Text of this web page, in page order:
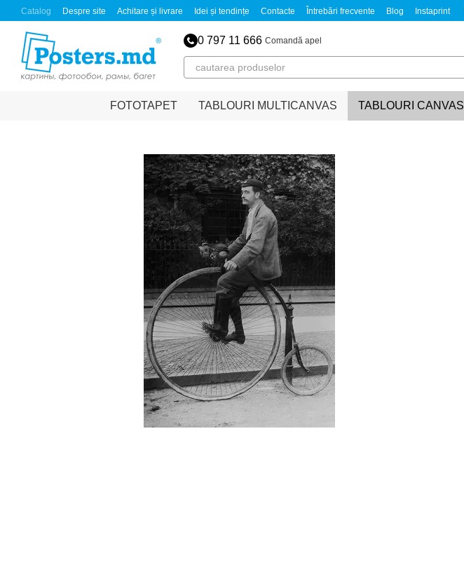
Mergi la conținutul principal
Catalog Despre site Achitare și livrare Idei și tendințe Contacte Întrebări frecvente Blog Instaprint
0 797 11 666 Comandă apel
FOTOTAPET TABLOURI MULTICANVAS TABLOURI CANVAS